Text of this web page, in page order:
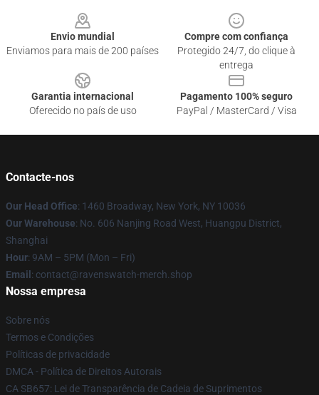
Envio mundial
Enviamos para mais de 200 países
Compre com confiança
Protegido 24/7, do clique à
entrega
Garantia internacional
Oferecido no país de uso
Pagamento 100% seguro
PayPal / MasterCard / Visa
Contacte-nos
Our Head Office: 1460 Broadway, New York, NY 10036
Our Warehouse: No. 606 Nanjing Road West, Huangpu District,
Shanghai
Hour: 9AM – 5PM (Mon – Fri)
Email : contact@ravenswatch-merch.shop
Nossa empresa
Sobre nós
Termos e Condições
Políticas de privacidade
DMCA - Política de Direitos Autorais
CA SB657: Lei de Transparência de Cadeia de Suprimentos